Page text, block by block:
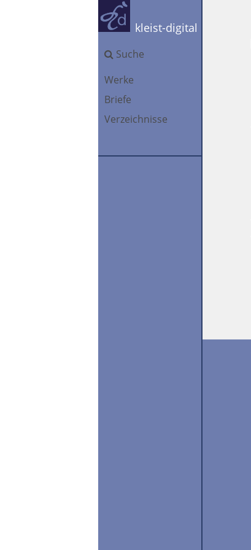
kleist-digital
Suche
Werke
Briefe
Verzeichnisse